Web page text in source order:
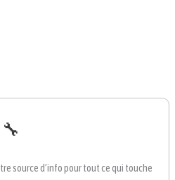
source d’info pour tout ce qui touche